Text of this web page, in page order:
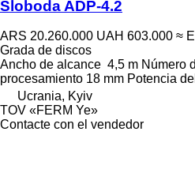
Sloboda ADP-4.2
ARS 20.260.000 UAH 603.000 ≈
Grada de discos
Ancho de alcance 4,5 m Número
procesamiento 18 mm Potencia
Ucrania, Kyiv
TOV «FERM Ye»
Contacte con el vendedor